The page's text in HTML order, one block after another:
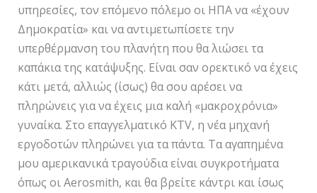
υπηρεσίες, τον επόμενο πόλεμο οι ΗΠΑ να «έχουν
Δημοκρατία» και να αντιμετωπίσετε την
υπερθέρμανση του πλανήτη που θα λιώσει τα
καπάκια της κατάψυξης. Είναι σαν ορεκτικό να έχεις
κάτι μετά, αλλιώς (ίσως) θα σου αρέσει να
πληρώνεις για να έχεις μια καλή «μακροχρόνια»
γυναίκα. Στο επαγγελματικό KTV, η νέα μηχανή
εργοδοτών πληρώνει για τα πάντα. Τα αγαπημένα
μου αμερικανικά τραγούδια είναι συγκροτήματα
όπως οι Aerosmith, και θα βρείτε κάντρι και ίσως